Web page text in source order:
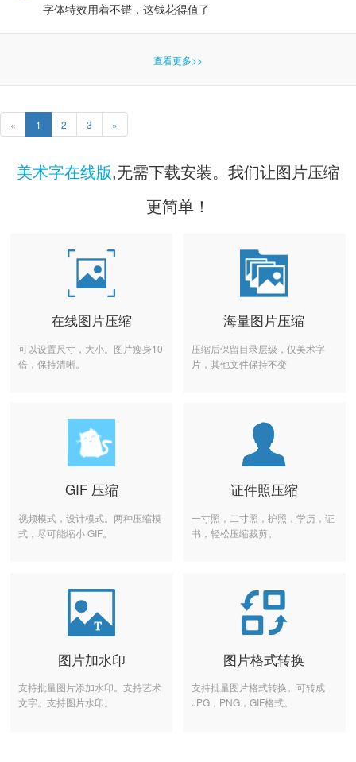
字体特效用着不错，这钱花得值了
查看更多>>
« 1 2 3 »
美术字在线版,无需下载安装。我们让图片压缩
更简单！
在线图片压缩
可以设置尺寸，大小。图片瘦身10
倍，保持清晰。
海量图片压缩
压缩后保留目录层级，仅美术字
片，其他文件保持不变
GIF 压缩
视频模式，设计模式。两种压缩模
式，尽可能缩小 GIF。
证件照压缩
一寸照，二寸照，护照，学历，证
书，轻松压缩裁剪。
图片加水印
支持批量图片添加水印。支持艺术
文字。支持图片水印。
图片格式转换
支持批量图片格式转换。可转成
JPG，PNG，GIF格式。